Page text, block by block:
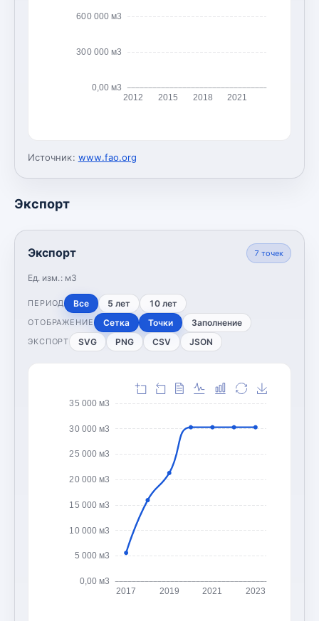
0,00 м3
300 000 м3
600 000 м3
2012 2015 2018 2021
Источник: www.fao.org
Экспорт
Экспорт
Ед. изм.: м3
7 точек
ПЕРИОД Все 5 лет 10 лет
ОТОБРАЖЕНИЕ Сетка Точки Заполнение
ЭКСПОРТ SVG PNG CSV JSON
0,00 м3
5 000 м3
10 000 м3
15 000 м3
20 000 м3
25 000 м3
30 000 м3
35 000 м3
2017 2019 2021 2023